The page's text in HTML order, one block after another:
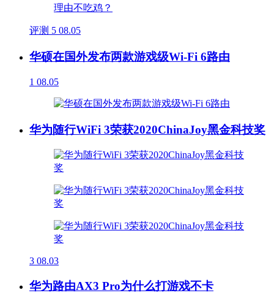
评测 5 08.05
华硕在国外发布两款游戏级Wi-Fi 6路由
1 08.05
华为随行WiFi 3荣获2020ChinaJoy黑金科技奖
3 08.03
华为路由AX3 Pro为什么打游戏不卡